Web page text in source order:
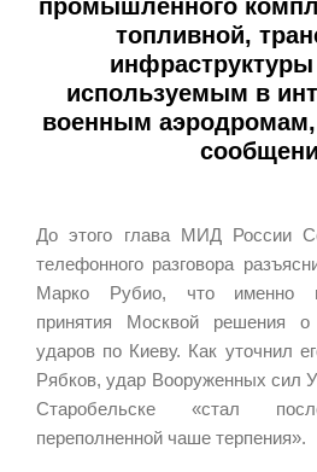
промышленного
топливной,
используемым в
военным аэродромам
До этого глава МИД России
телефонного разговора
Марко Рубио, что именно
принятия Москвой решения о
ударов по Киеву. Как уточнил
Рябков, удар Вооруженных сил
Старобельске «стал
переполненной чаше терпения».